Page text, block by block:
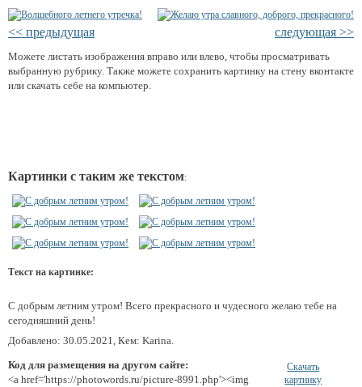
<< предыдущая следующая >>
Можете листать изображения вправо или влево, чтобы просматривать
выбранную рубрику. Также можете сохранить картинку на стену вконтакте
или скачать себе на компьютер.
Картинки с таким же текстом:
Текст на картинке:
С добрым летним утром! Всего прекрасного и чудесного желаю тебе на
сегодняшний день!
Добавлено: 30.05.2021, Кем: Karina.
Код для размещения на другом сайте:
<a href='https://photowords.ru/picture-8991.php'><img
Скачать
картинку